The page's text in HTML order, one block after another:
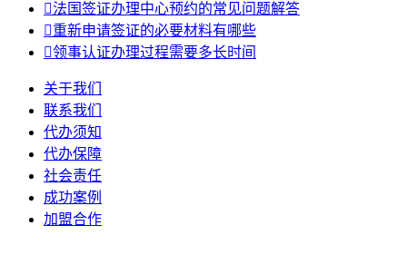
法国签证办理中心预约的常见问题解答
重新申请签证的必要材料有哪些
领事认证办理过程需要多长时间
关于我们
联系我们
代办须知
代办保障
社会责任
成功案例
加盟合作